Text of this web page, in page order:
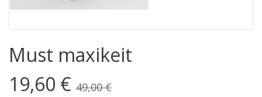
Must maxikeit
19,60 € 49,00 €